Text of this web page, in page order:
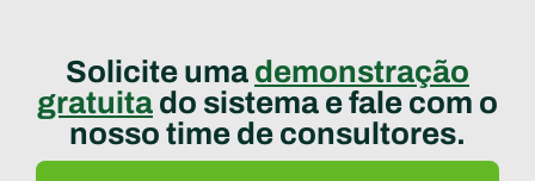
Solicite uma demonstração
gratuita do sistema e fale com o
nosso time de consultores.